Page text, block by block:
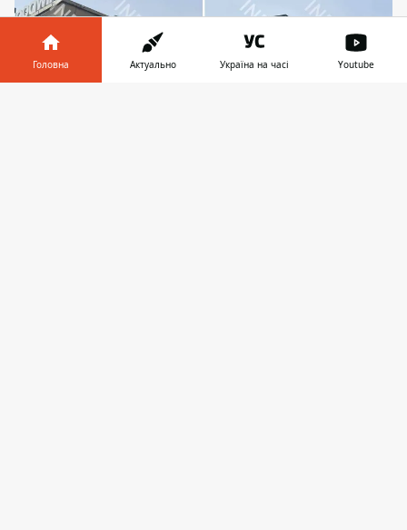
Головна Актуально Україна на часі Youtube